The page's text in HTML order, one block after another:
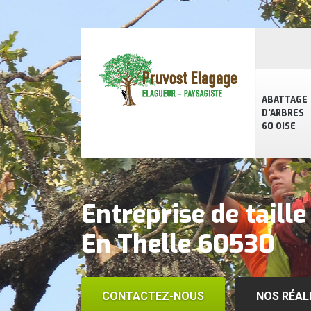
ABATTAGE
D'ARBRES
60 OISE
Entreprise de taille
En Thelle 60530
CONTACTEZ-NOUS NOS